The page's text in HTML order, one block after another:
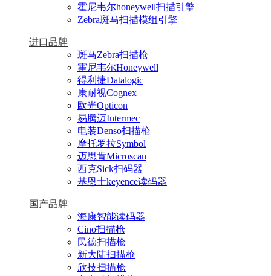
霍尼韦尔honeywell扫描引擎
Zebra斑马扫描模组引擎
进口品牌
斑马Zebra扫描枪
霍尼韦尔Honeywell
得利捷Datalogic
康耐视Cognex
欧光Opticon
易腾迈Intermec
电装Denso扫描枪
摩托罗拉Symbol
迈思肯Microscan
西克Sick扫码器
基恩士keyence读码器
国产品牌
海康智能读码器
Cino扫描枪
民德扫描枪
新大陆扫描枪
欣技扫描枪